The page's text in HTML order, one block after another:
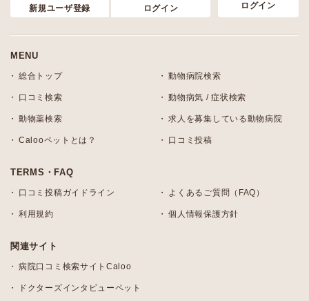
新規ユーザ登録 ログイン
ログイン
MENU
総合トップ 動物病院検索
口コミ検索 動物病気 / 症状検索
動物薬検索 求人を募集している動物病院
Calooペットとは？ 口コミ投稿
TERMS・FAQ
口コミ投稿ガイドライン よくあるご質問（FAQ）
利用規約 個人情報保護方針
関連サイト
病院口コミ検索サイトCaloo
ドクターズインタビューペット